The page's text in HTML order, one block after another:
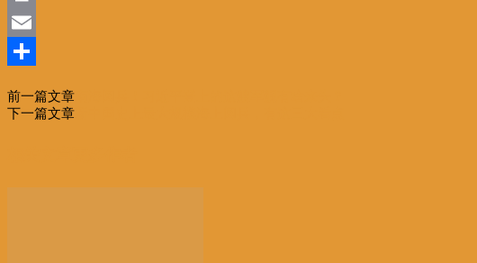
Weibo
Print
Email
享
前一篇文章
下一篇文章